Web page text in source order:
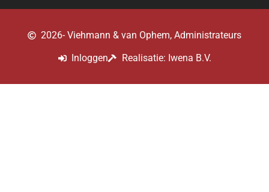
2026- Viehmann & van Ophem, Administrateurs
Inloggen
Realisatie: Iwena B.V.